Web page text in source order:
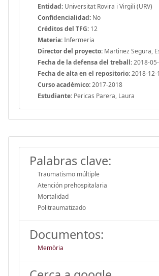
Entidad: Universitat Rovira i Virgili (URV)
Confidencialidad: No
Créditos del TFG: 12
Materia:Infermeria
Director del proyecto: Martinez Segura,
Fecha de la defensa del treball:2018-
Fecha de alta en el repositorio:2018-12-
Curso académico:2017-2018
Estudiante: Pericas Parera, Laura
Palabras clave:
Traumatismo múltiple
Atención prehospitalaria
Mortalidad
Politraumatizado
Documentos:
Memòria